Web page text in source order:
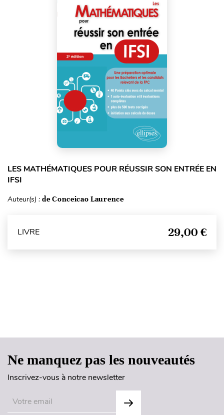
LES MATHÉMATIQUES POUR RÉUSSIR SON ENTRÉE EN
IFSI
Auteur(s) : de Conceicao Laurence
LIVRE 29,00 €
Ne manquez pas les nouveautés
Inscrivez-vous à notre newsletter